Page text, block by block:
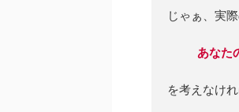
じゃぁ、実
あなた
を考えなけ